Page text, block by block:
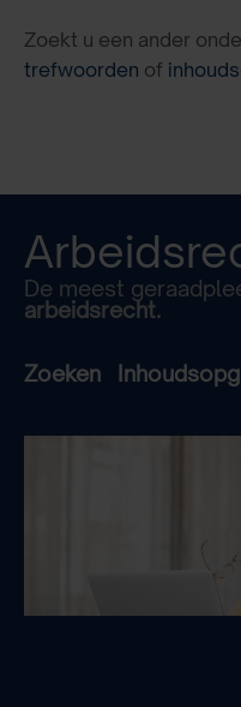
Zoekt u een ander
trefwoorden of
De meest
arbeidsrecht.
Zoeken